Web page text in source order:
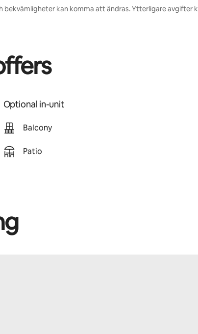
bekvämligheter kan komma att ändras. Ytterligare avgifter
Optional in-unit
Balcony
Patio